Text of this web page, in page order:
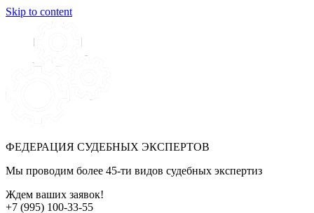
Skip to content
ФЕДЕРАЦИЯ СУДЕБНЫХ ЭКСПЕРТОВ
Мы проводим более 45-ти видов судебных экспертиз
Ждем ваших заявок!
+7 (995) 100-33-55